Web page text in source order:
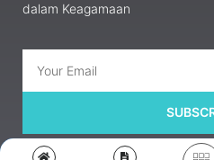
dalam Keagamaan